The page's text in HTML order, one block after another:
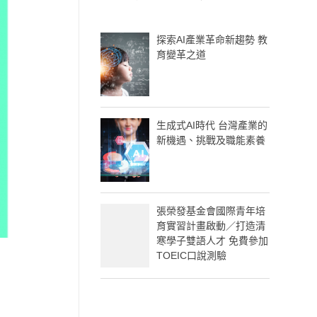
探索AI產業革命新趨勢 教
育變革之道
生成式AI時代 台灣產業的
新機遇、挑戰及職能素養
張榮發基金會國際青年培
育實習計畫啟動／打造清
寒學子雙語人才 免費參加
TOEIC口說測驗